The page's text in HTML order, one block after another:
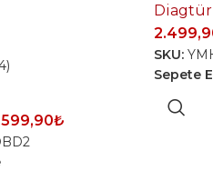
₺
SKU:
Sepete